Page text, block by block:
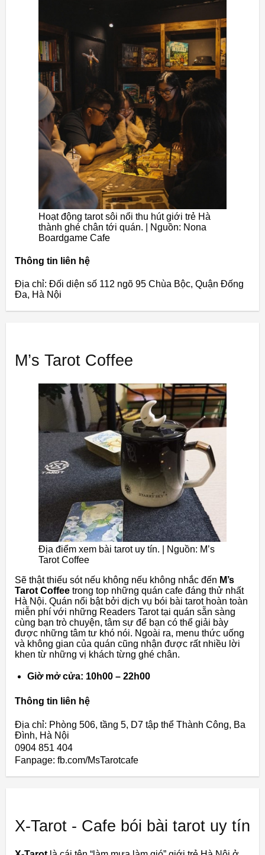
Hoạt động tarot sôi nổi thu hút giới trẻ Hà
thành ghé chân tới quán. | Nguồn: Nona
Boardgame Cafe
Thông tin liên hệ
Địa chỉ: Đối diện số 112 ngõ 95 Chùa Bộc, Quận Đống
Đa, Hà Nội
M’s Tarot Coffee
Địa điểm xem bài tarot uy tín. | Nguồn: M’s
Tarot Coffee
Sẽ thật thiếu sót nếu không nếu không nhắc đến M’s
Tarot Coffee trong top những quán cafe đáng thử nhất
Hà Nội. Quán nổi bật bởi dịch vụ bói bài tarot hoàn toàn
miễn phí với những Readers Tarot tại quán sẵn sàng
cùng bạn trò chuyện, tâm sự để bạn có thể giải bày
được những tâm tư khó nói. Ngoài ra, menu thức uống
và không gian của quán cũng nhận được rất nhiều lời
khen từ những vị khách từng ghé chân.
Giờ mở cửa: 10h00 – 22h00
Thông tin liên hệ
Địa chỉ: Phòng 506, tầng 5, D7 tập thể Thành Công, Ba
Đình, Hà Nội
0904 851 404
Fanpage: fb.com/MsTarotcafe
X-Tarot - Cafe bói bài tarot uy tín